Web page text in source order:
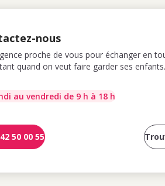
nous
proche de vous pour échanger en
quand on veut faire garder ses enfants.
au vendredi de 9 h à 18 h
50 00 55